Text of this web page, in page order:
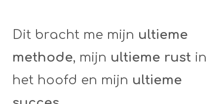
Dit bracht me mijn ultieme
methode, mijn ultieme rust in
het hoofd en mijn ultieme